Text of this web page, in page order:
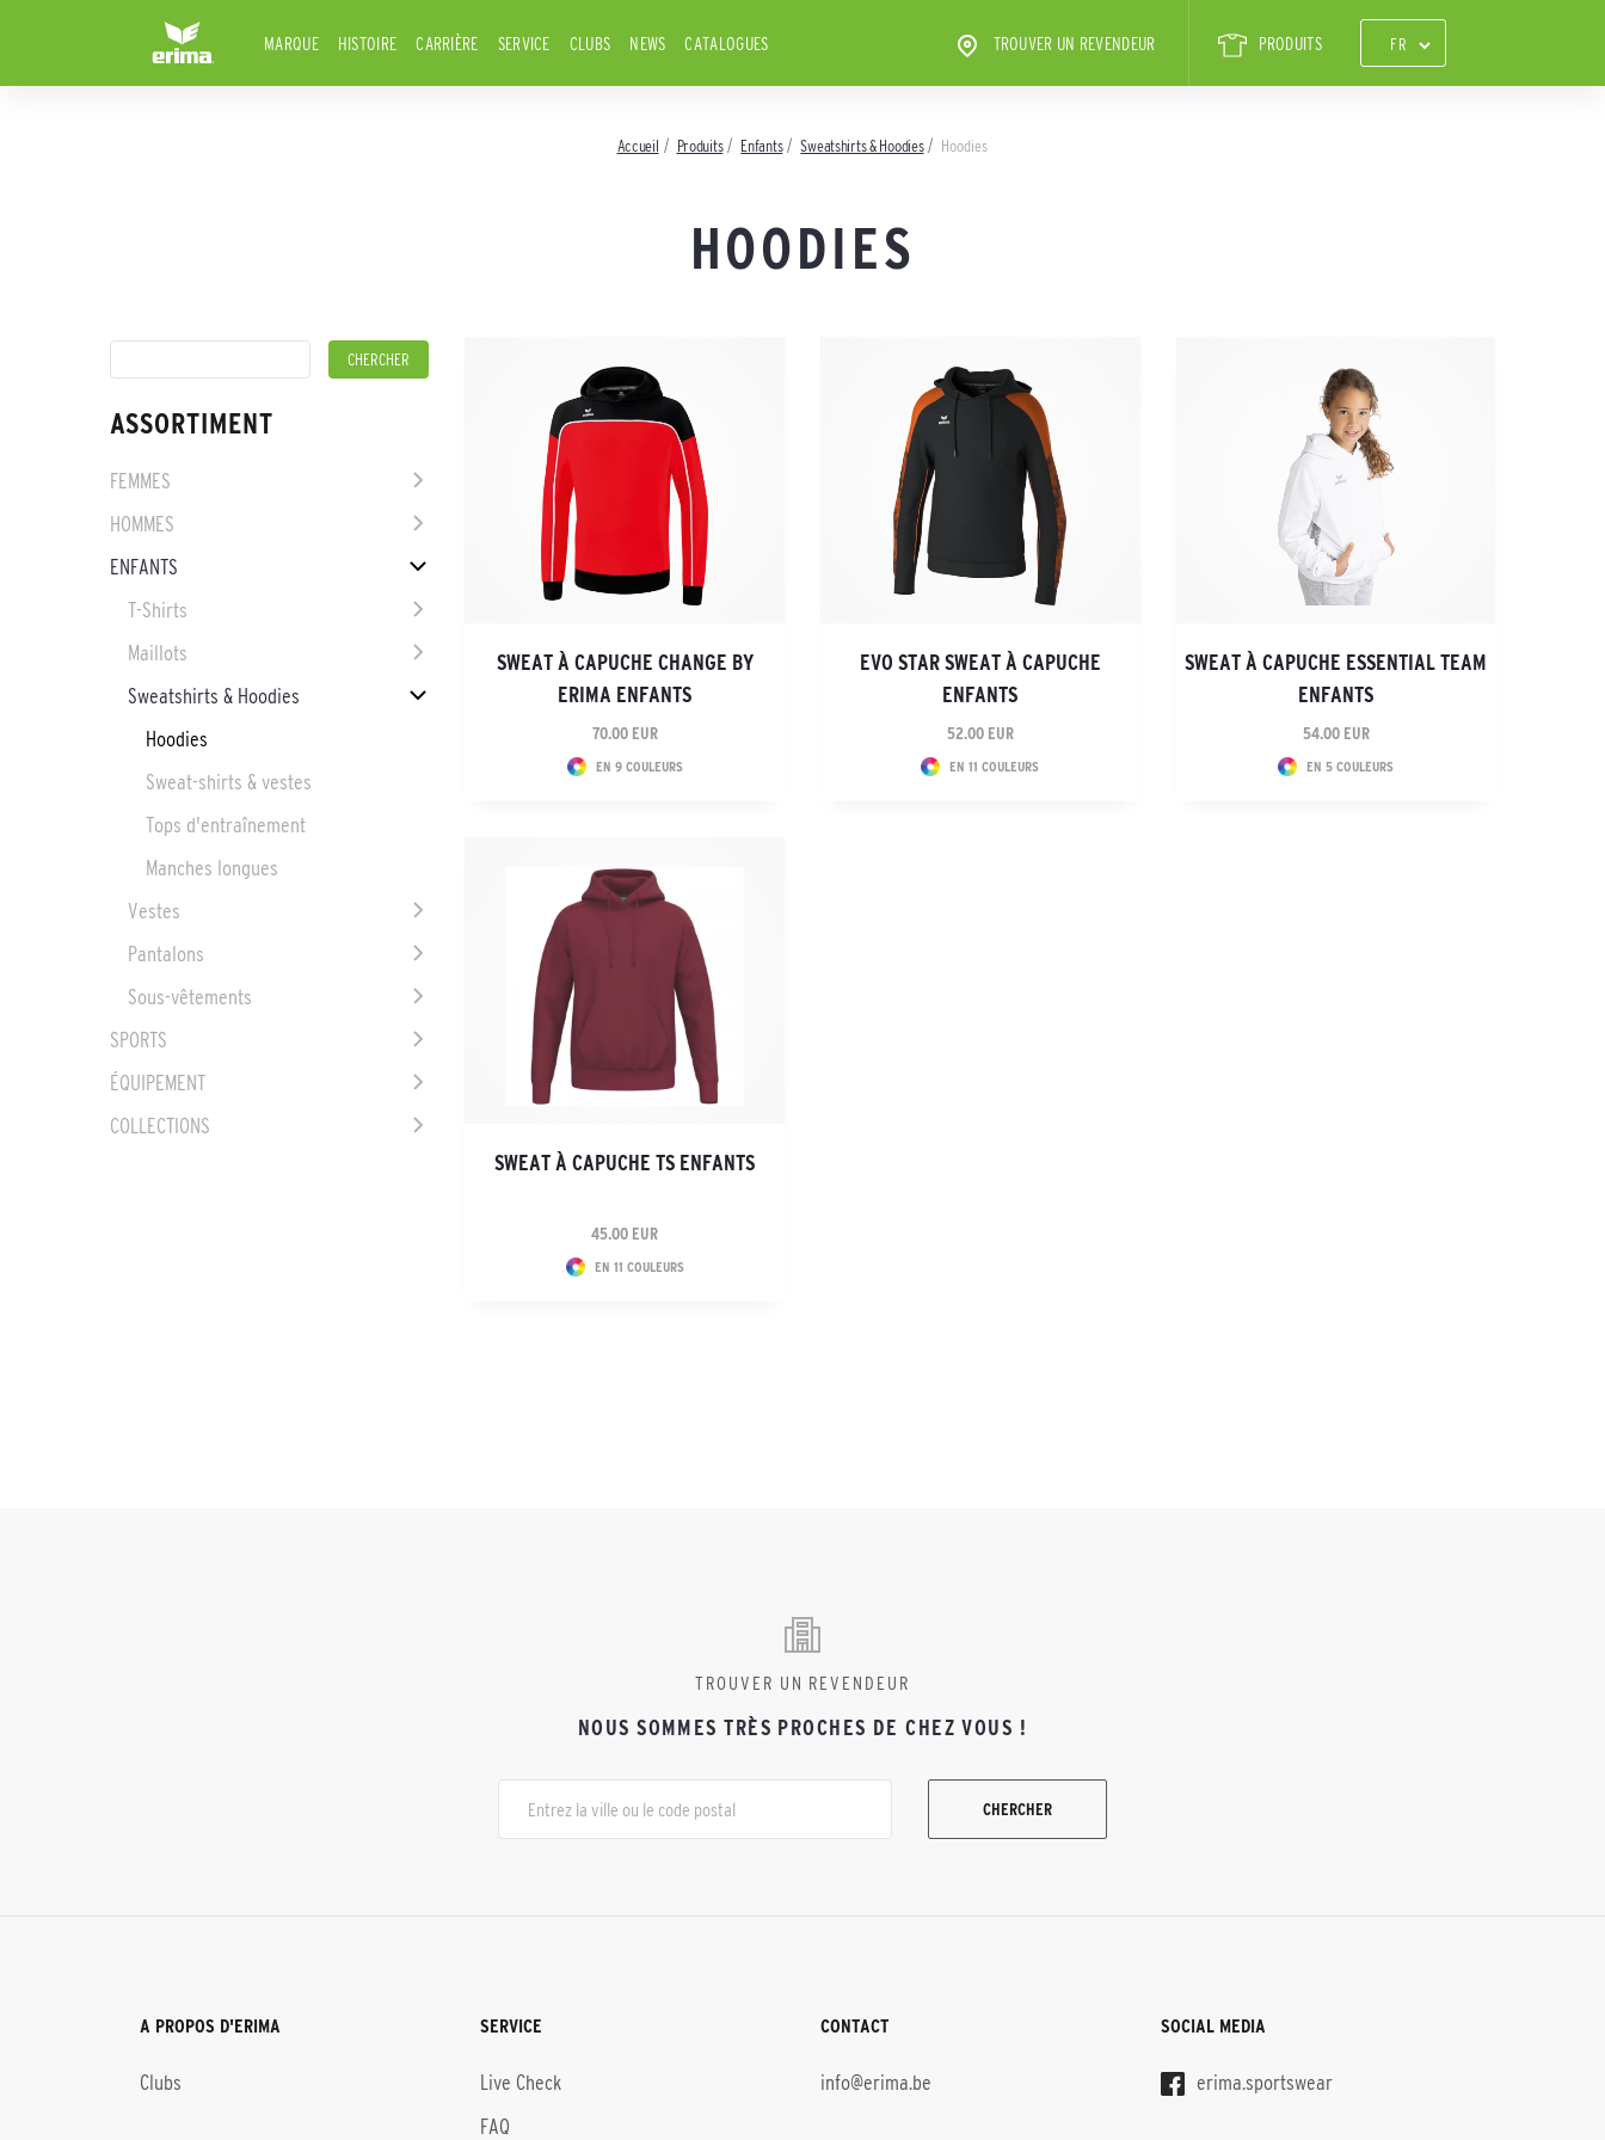
MARQUE HISTOIRE CARRIÈRE SERVICE CLUBS NEWS CATALOGUES TROUVER UN REVENDEUR PRODUITS
Accueil Produits Enfants Sweatshirts & Hoodies Hoodies
HOODIES
ASSORTIMENT
FEMMES
HOMMES
ENFANTS
T-Shirts
Maillots
Sweatshirts & Hoodies
Hoodies
Sweat-shirts & vestes
Tops d'entraînement
Manches longues
Vestes
Pantalons
Sous-vêtements
SPORTS
ÉQUIPEMENT
COLLECTIONS
SWEAT À CAPUCHE CHANGE BY
ERIMA ENFANTS
70.00 EUR
EN 9 COULEURS
EVO STAR SWEAT À CAPUCHE
ENFANTS
52.00 EUR
EN 11 COULEURS
SWEAT À CAPUCHE ESSENTIAL TEAM
ENFANTS
54.00 EUR
EN 5 COULEURS
SWEAT À CAPUCHE TS ENFANTS
45.00 EUR
EN 11 COULEURS
TROUVER UN REVENDEUR
NOUS SOMMES TRÈS PROCHES DE CHEZ VOUS !
CHERCHER
A PROPOS D'ERIMA
Clubs
SERVICE
Live Check
FAQ
CONTACT
info@erima.be
SOCIAL MEDIA
erima.sportswear